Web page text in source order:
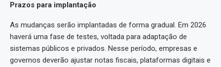
Prazos para implantação
As mudanças serão implantadas de forma gradual. Em 2026
haverá uma fase de testes, voltada para adaptação de
sistemas públicos e privados. Nesse período, empresas e
governos deverão ajustar notas fiscais, plataformas digitais e